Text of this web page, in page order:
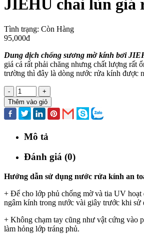
JIEHU chai lùn giá
Tình trạng: Còn Hàng
95,000đ
Dung dịch chống sương mờ kính bơi
giá cả rất phải chăng nhưng chất lượng rất
trường thì đây là dòng nước rửa kính được
-
+
Thêm vào giỏ
Mô tả
Đánh giá (0)
Hướng dẫn sử dụng nước rửa kính an
+ Để cho lớp phủ chống mờ và tia UV hoạt
ngâm kính trong nước vài giây trước khi sử
+ Không chạm tay cũng như vật cứng vào
làm hỏng lớp tráng phủ.